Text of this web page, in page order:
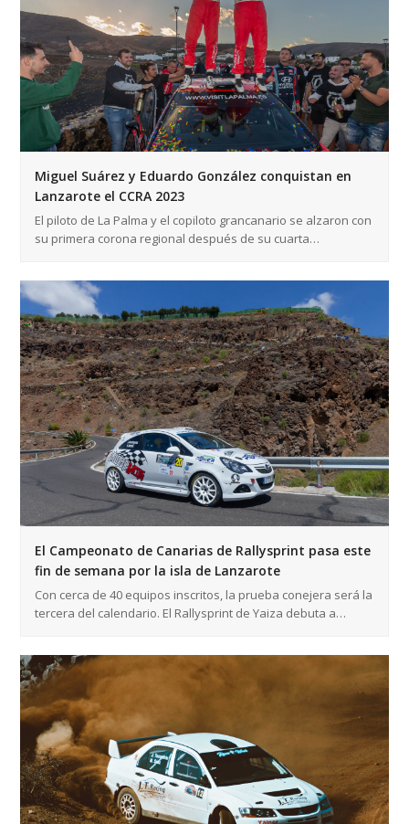
Miguel Suárez y Eduardo González conquistan en
Lanzarote el CCRA 2023
El piloto de La Palma y el copiloto grancanario se alzaron con
su primera corona regional después de su cuarta…
El Campeonato de Canarias de Rallysprint pasa este
fin de semana por la isla de Lanzarote
Con cerca de 40 equipos inscritos, la prueba conejera será la
tercera del calendario. El Rallysprint de Yaiza debuta a…